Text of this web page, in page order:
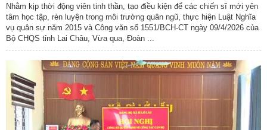
Nhằm kịp thời động viên tinh thần, tạo điều kiện để các chiến sĩ mới yên
tâm học tập, rèn luyện trong môi trường quân ngũ, thực hiện Luật Nghĩa
vụ quân sự năm 2015 và Công văn số 1551/BCH-CT ngày 09/4/2026 của
Bộ CHQS tỉnh Lai Châu, Vừa qua, Đoàn ...